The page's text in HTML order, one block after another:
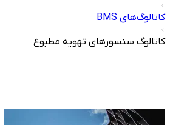
کاتالوگ‌های BMS
کاتالوگ سنسور‌های تهویه مطبوع